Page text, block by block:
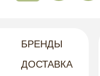
БРЕНДЫ
ДОСТАВКА